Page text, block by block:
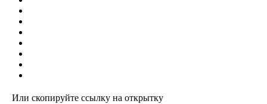
Или скопируйте ссылку на открытку